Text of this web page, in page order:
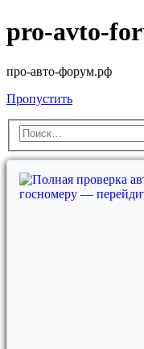
pro-avto-
про-авто-форум.рф
Пропустить